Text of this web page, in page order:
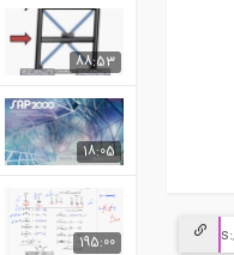
88:53
18:05
195:00